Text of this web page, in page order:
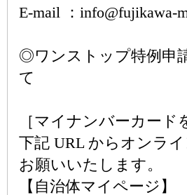
E-mail ：info@fujikawa-
◎ワンストップ特例申
て
［マイナンバーカード
下記 URL からオンラ
お願いいたします。
【自治体マイページ】